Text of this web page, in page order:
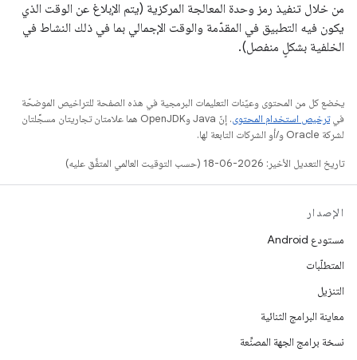
من خلال تنفيذ رمز وحدة المعالجة المركزية (يتم الإبلاغ عن الوقت الذي
يكون فيه التطبيق في المقدّمة والوقت الإجمالي بما في ذلك النشاط في
الخلفية بشكلٍ منفصل).
يخضع كل من المحتوى وعيّنات التعليمات البرمجية في هذه الصفحة للتراخيص الموضحّة
فيترخيص استخدام المحتوى
. إنّ Java وOpenJDK هما علامتان تجاريتان مسجَّلتان
لشركة Oracle و/أو الشركات التابعة لها.
تاريخ التعديل الأخير: 2026-06-18 (حسب التوقيت العالمي المتفَّق عليه)
الإصدار
مستودع Android
المتطلّبات
التنزيل
معاينة البرامج الثنائية
نسخة برامج الجهة المصنِّعة